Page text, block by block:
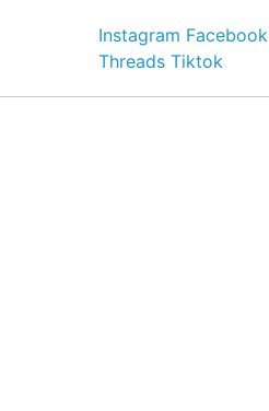
Instagram Facebook
Threads Tiktok